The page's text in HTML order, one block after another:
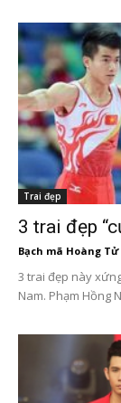
Trai đẹp
3 trai đẹp
Bạch mã Hoàng Tử
3 trai đẹp này
Nam. Phạm Hồng